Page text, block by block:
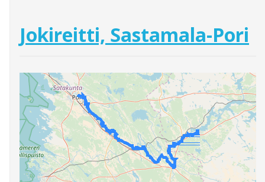
Jokireitti, Sastamala-Pori